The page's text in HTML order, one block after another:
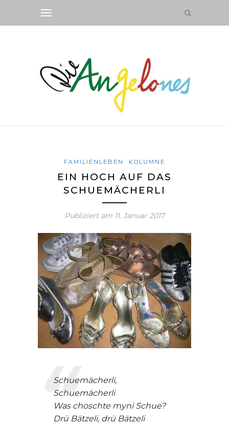
FAMILIENLEBEN KOLUMNE
EIN HOCH AUF DAS
SCHUEMÄCHERLI
Publiziert am 11. Januar 2017
Schuemächerli,
Schuemächerli
Was choschte myni Schue?
Drü Bätzeli, drü Bätzeli